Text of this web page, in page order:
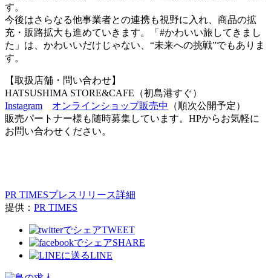
す。
今後はさらなる他事業者との連携も視野に入れ、商品の拡
充・販路拡大も進めていきます。「#かわいい旅してきまし
た」は、かわいいだけじゃない、“未来への挑戦”でもありま
す。
【取扱店舗・問い合わせ】
HATSUSHIMA STORE&CAFE（初島港すぐ）
Instagram
オンラインショップ販売中
（順次公開予定）
販売パートナー様も随時募集しています。HPからお気軽に
お問い合わせください。
PR TIMESプレスリリース詳細
提供： PR TIMES
TWEET
SHARE
LINE